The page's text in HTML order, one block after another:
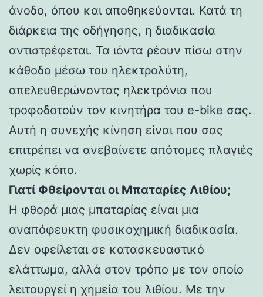
άνοδο, όπου και αποθηκεύονται. Κατά τη
διάρκεια της οδήγησης, η διαδικασία
αντιστρέφεται. Τα ιόντα ρέουν πίσω στην
κάθοδο μέσω του ηλεκτρολύτη,
απελευθερώνοντας ηλεκτρόνια που
τροφοδοτούν τον κινητήρα του e-bike σας.
Αυτή η συνεχής κίνηση είναι που σας
επιτρέπει να ανεβαίνετε απότομες πλαγιές
χωρίς κόπο.
Γιατί Φθείρονται οι Μπαταρίες Λιθίου;
Η φθορά μιας μπαταρίας είναι μια
αναπόφευκτη φυσικοχημική διαδικασία.
Δεν οφείλεται σε κατασκευαστικό
ελάττωμα, αλλά στον τρόπο με τον οποίο
λειτουργεί η χημεία του λιθίου. Με την